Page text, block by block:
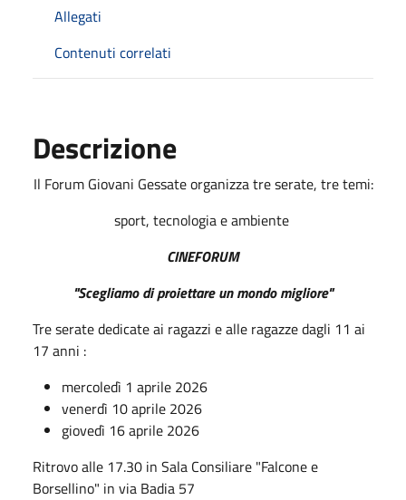
Allegati
Contenuti correlati
Descrizione
Il Forum Giovani Gessate organizza tre serate, tre temi:
sport, tecnologia e ambiente
CINEFORUM
"Scegliamo di proiettare un mondo migliore"
Tre serate dedicate ai ragazzi e alle ragazze dagli 11 ai
17 anni :
mercoledì 1 aprile 2026
venerdì 10 aprile 2026
giovedì 16 aprile 2026
Ritrovo alle 17.30 in Sala Consiliare "Falcone e
Borsellino" in via Badia 57